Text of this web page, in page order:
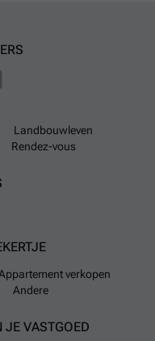
Landbouwleven
Rendez-vous
verkopen
Andere
JE VASTGOED